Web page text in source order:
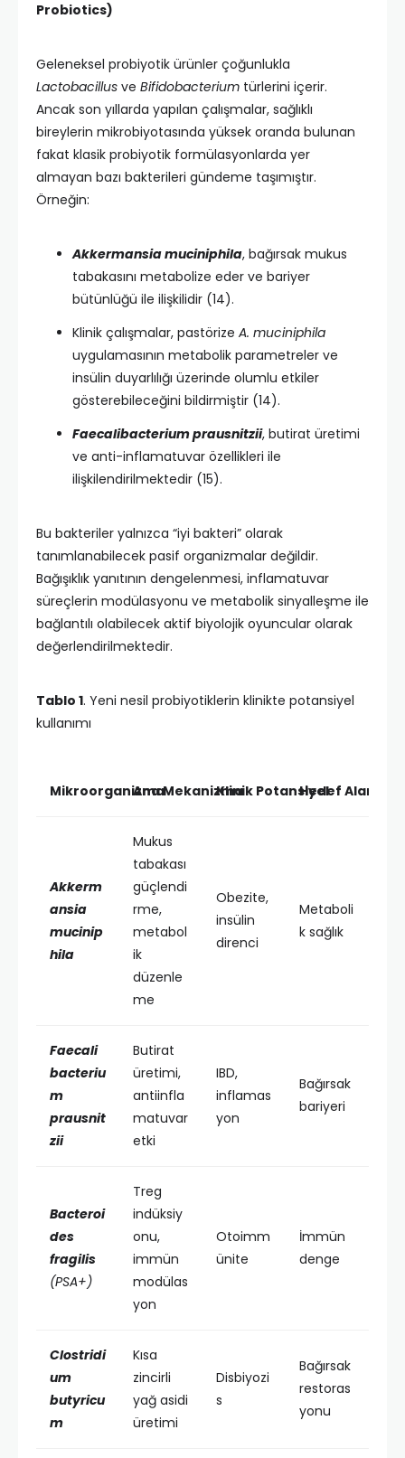
Probiotics)
Geleneksel probiyotik ürünler çoğunlukla
Lactobacillus ve Bifidobacterium türlerini içerir.
Ancak son yıllarda yapılan çalışmalar, sağlıklı
bireylerin mikrobiyotasında yüksek oranda bulunan
fakat klasik probiyotik formülasyonlarda yer
almayan bazı bakterileri gündeme taşımıştır.
Örneğin:
Akkermansia muciniphila, bağırsak mukus
tabakasını metabolize eder ve bariyer
bütünlüğü ile ilişkilidir (14).
Klinik çalışmalar, pastörize A. muciniphila
uygulamasının metabolik parametreler ve
insülin duyarlılığı üzerinde olumlu etkiler
gösterebileceğini bildirmiştir (14).
Faecalibacterium prausnitzii, butirat üretimi
ve anti-inflamatuvar özellikleri ile
ilişkilendirilmektedir (15).
Bu bakteriler yalnızca “iyi bakteri” olarak
tanımlanabilecek pasif organizmalar değildir.
Bağışıklık yanıtının dengelenmesi, inflamatuvar
süreçlerin modülasyonu ve metabolik sinyalleşme ile
bağlantılı olabilecek aktif biyolojik oyuncular olarak
değerlendirilmektedir.
Tablo 1. Yeni nesil probiyotiklerin klinikte potansiyel
kullanımı
MikroorganizmaAna MekanizmaKlinik PotansiyelHedef Alan
Akkerm
ansia
mucinip
hila
Mukus
tabakası
güçlendi
rme,
metabol
ik
düzenle
me
Obezite,
insülin
direnci
Metaboli
k sağlık
Faecali
bacteriu
m
prausnit
zii
Butirat
üretimi,
antiinfla
matuvar
etki
IBD,
inflamas
yon
Bağırsak
bariyeri
Bacteroi
des
fragilis
(PSA+)
Treg
indüksiy
onu,
immün
modülas
yon
Otoimm
ünite
İmmün
denge
Clostridi
um
butyricu
m
Kısa
zincirli
yağ asidi
üretimi
Disbiyozi
s
Bağırsak
restoras
yonu